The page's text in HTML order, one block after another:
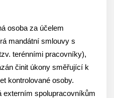
osoba za účelem
mandátní smlouvy s
terénními pracovníky),
činit úkony směřující k
kontrolované osoby.
externím spolupracovníkům